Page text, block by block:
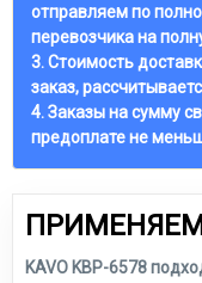
отправляем по
перевозчика на
3. Стоимость
заказ,
4. Заказы на сумму
предоплате не
KAVO KBP-6578